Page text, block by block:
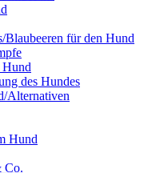
für den Hund
Hund
des Hundes
Alternativen
Hund
Co.